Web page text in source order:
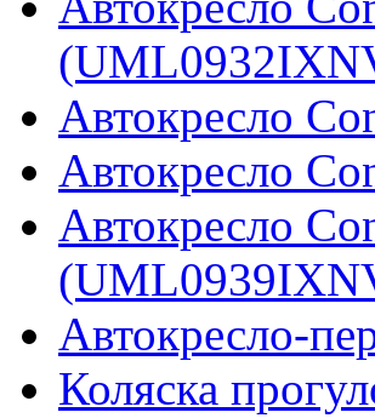
Автокресло
Автокресло
Автокресло
Автокресло-
Коляска